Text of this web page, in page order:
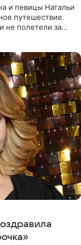
и певицы Натальи
путешествие.
не полетели за